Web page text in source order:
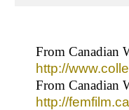
From Canadian
http://
From Canadian
http://